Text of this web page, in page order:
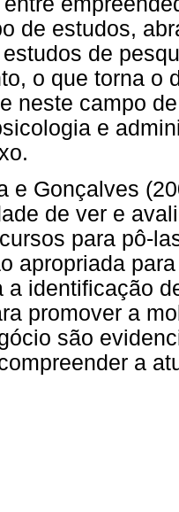
de estudos,
de
o que torna o
neste campo
e
e Gonçalves
de ver e
para pô-
apropriada
a identificação
promover a
são
a